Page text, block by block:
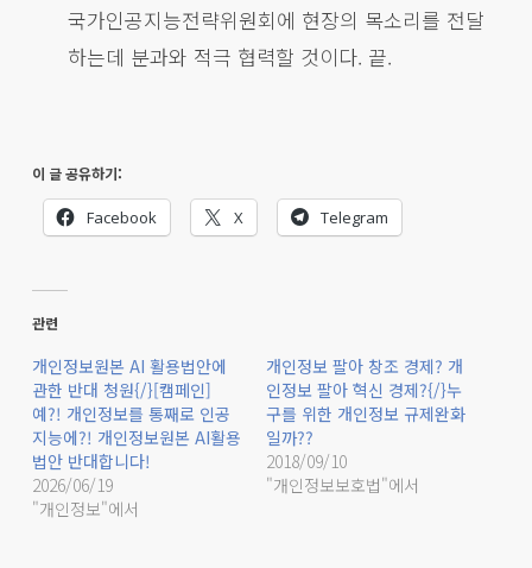
국가인공지능전략위원회에 현장의 목소리를 전달
하는데 분과와 적극 협력할 것이다. 끝.
이 글 공유하기:
Facebook X Telegram
관련
개인정보원본 AI 활용법안에
관한 반대 청원{/}[캠페인]
예?! 개인정보를 통째로 인공
지능에?! 개인정보원본 AI활용
법안 반대합니다!
2026/06/19
"개인정보"에서
개인정보 팔아 창조 경제? 개
인정보 팔아 혁신 경제?{/}누
구를 위한 개인정보 규제완화
일까??
2018/09/10
"개인정보보호법"에서